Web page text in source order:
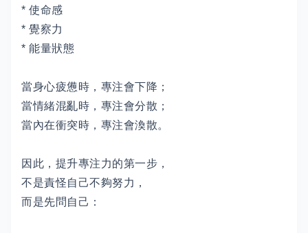
* 使命感
* 覺察力
* 能量狀態
當身心疲憊時，專注會下降；
當情緒混亂時，專注會分散；
當內在衝突時，專注會渙散。
因此，提升專注力的第一步，
不是責怪自己不夠努力，
而是先問自己：